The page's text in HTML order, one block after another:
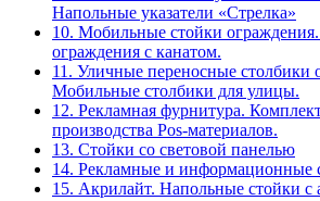
Напольные указатели «Стрелка»
10. Мобильные стойки
ограждения с канатом.
11. Уличные переносные столбики
Мобильные столбики для улицы.
12. Рекламная фурнитура.
производства Pos-материалов.
13. Стойки со световой панелью
14. Рекламные и информационные
15. Акрилайт. Напольные стойки с